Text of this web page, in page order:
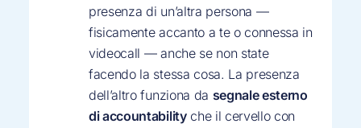
presenza di un’altra persona —
fisicamente accanto a te o connessa in
videocall — anche se non state
facendo la stessa cosa. La presenza
dell’altro funziona da segnale esterno
di accountabilityche il cervello con